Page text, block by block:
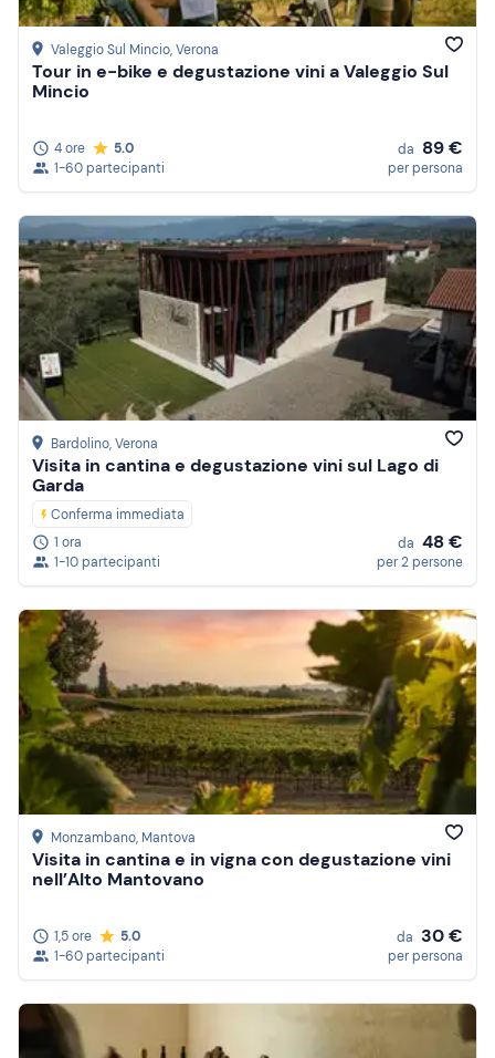
Valeggio Sul Mincio, Verona
Tour in e-bike e degustazione vini a Valeggio Sul
Mincio
4 ore
5.0
1-60 partecipanti
da 89 €
per persona
Bardolino, Verona
Visita in cantina e degustazione vini sul Lago di
Garda
Conferma immediata
1 ora
1-10 partecipanti
da 48 €
per 2 persone
Monzambano, Mantova
Visita in cantina e in vigna con degustazione vini
nell’Alto Mantovano
1,5 ore
5.0
1-60 partecipanti
da 30 €
per persona